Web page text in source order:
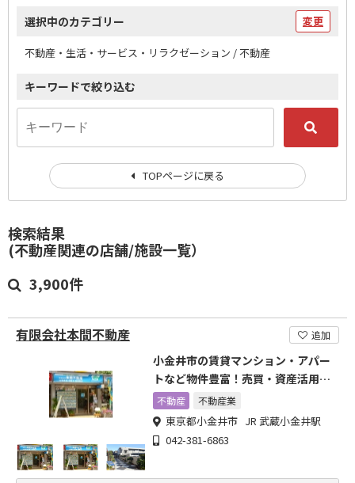
検索結果
(不動産関連の店舗/施設一覧）
3,900件
有限会社本間不動産 追加
小金井市の賃貸マンション・アパー
トなど物件豊富！売買・資産活用・
相続対策も得意です！
不動産 不動産業
東京都小金井市 JR 武蔵小金井駅
042-381-6863
選択中のカテゴリー 変更
不動産・生活・サービス・リラクゼーション / 不動産
キーワードで絞り込む
TOPページに戻る